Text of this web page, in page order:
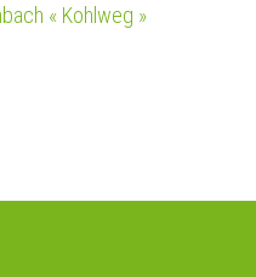
« Kohlweg »